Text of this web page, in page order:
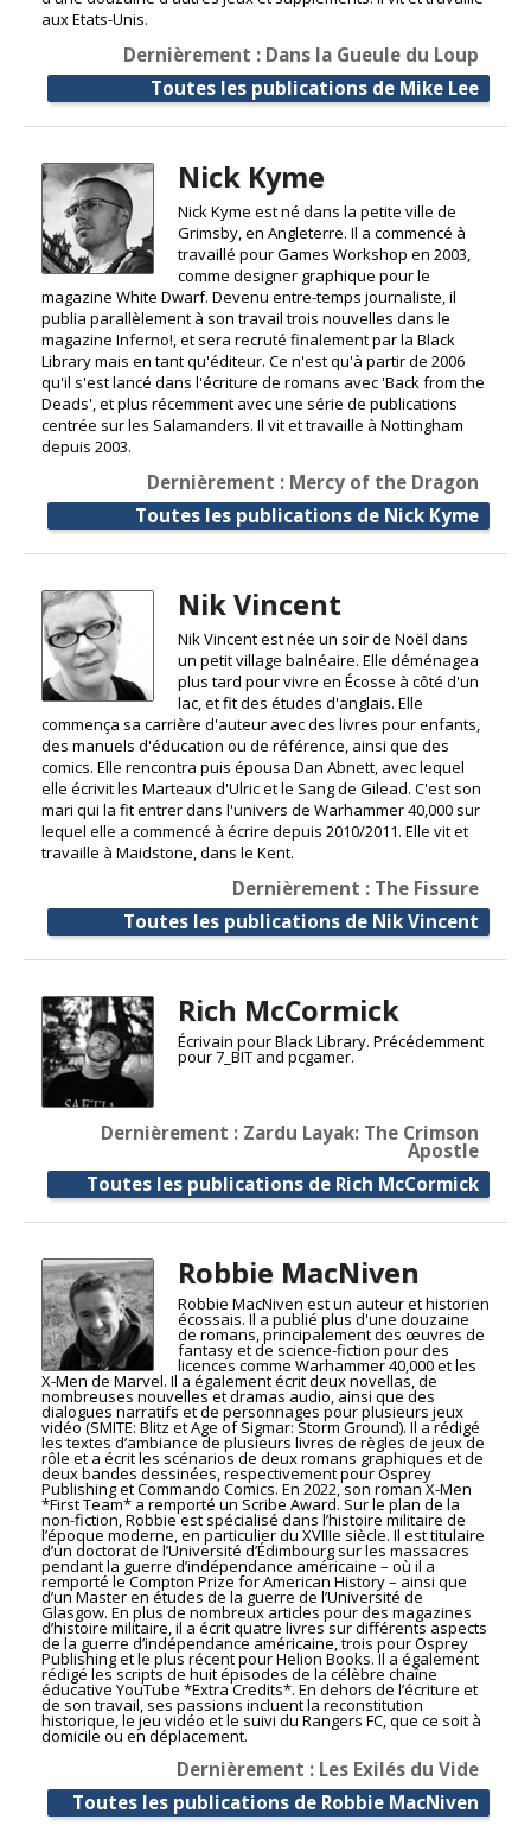
aux Etats-Unis.
Dernièrement : Dans la Gueule du Loup
Toutes les publications de Mike Lee
Nick Kyme
Nick Kyme est né dans la petite ville de
Grimsby, en Angleterre. Il a commencé à
travaillé pour Games Workshop en 2003,
comme designer graphique pour le
magazine White Dwarf. Devenu entre-temps journaliste, il
publia parallèlement à son travail trois nouvelles dans le
magazine Inferno!, et sera recruté finalement par la Black
Library mais en tant qu'éditeur. Ce n'est qu'à partir de 2006
qu'il s'est lancé dans l'écriture de romans avec 'Back from the
Deads', et plus récemment avec une série de publications
centrée sur les Salamanders. Il vit et travaille à Nottingham
depuis 2003.
Dernièrement : Mercy of the Dragon
Toutes les publications de Nick Kyme
Nik Vincent
Nik Vincent est née un soir de Noël dans
un petit village balnéaire. Elle déménagea
plus tard pour vivre en Écosse à côté d'un
lac, et fit des études d'anglais. Elle
commença sa carrière d'auteur avec des livres pour enfants,
des manuels d'éducation ou de référence, ainsi que des
comics. Elle rencontra puis épousa Dan Abnett, avec lequel
elle écrivit les Marteaux d'Ulric et le Sang de Gilead. C'est son
mari qui la fit entrer dans l'univers de Warhammer 40,000 sur
lequel elle a commencé à écrire depuis 2010/2011. Elle vit et
travaille à Maidstone, dans le Kent.
Dernièrement : The Fissure
Toutes les publications de Nik Vincent
Rich McCormick
Écrivain pour Black Library. Précédemment
pour 7_BIT and pcgamer.
Dernièrement : Zardu Layak: The Crimson
Apostle
Toutes les publications de Rich McCormick
Robbie MacNiven
Robbie MacNiven est un auteur et historien
écossais. Il a publié plus d'une douzaine
de romans, principalement des œuvres de
fantasy et de science-fiction pour des
licences comme Warhammer 40,000 et les
X-Men de Marvel. Il a également écrit deux novellas, de
nombreuses nouvelles et dramas audio, ainsi que des
dialogues narratifs et de personnages pour plusieurs jeux
vidéo (SMITE: Blitz et Age of Sigmar: Storm Ground). Il a rédigé
les textes d’ambiance de plusieurs livres de règles de jeux de
rôle et a écrit les scénarios de deux romans graphiques et de
deux bandes dessinées, respectivement pour Osprey
Publishing et Commando Comics. En 2022, son roman X-Men
*First Team* a remporté un Scribe Award. Sur le plan de la
non-fiction, Robbie est spécialisé dans l’histoire militaire de
l’époque moderne, en particulier du XVIIIe siècle. Il est titulaire
d’un doctorat de l’Université d’Édimbourg sur les massacres
pendant la guerre d’indépendance américaine – où il a
remporté le Compton Prize for American History – ainsi que
d’un Master en études de la guerre de l’Université de
Glasgow. En plus de nombreux articles pour des magazines
d’histoire militaire, il a écrit quatre livres sur différents aspects
de la guerre d’indépendance américaine, trois pour Osprey
Publishing et le plus récent pour Helion Books. Il a également
rédigé les scripts de huit épisodes de la célèbre chaîne
éducative YouTube *Extra Credits*. En dehors de l’écriture et
de son travail, ses passions incluent la reconstitution
historique, le jeu vidéo et le suivi du Rangers FC, que ce soit à
domicile ou en déplacement.
Dernièrement : Les Exilés du Vide
Toutes les publications de Robbie MacNiven